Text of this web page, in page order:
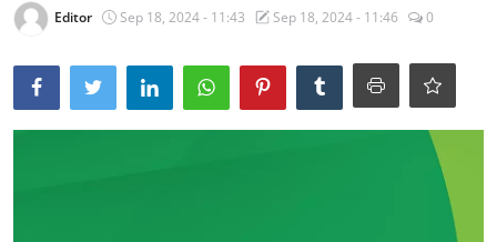
Xəbərlər
AZ
Editor Sep 18, 2024 - 11:43 Sep 18, 2024 - 11:46 0